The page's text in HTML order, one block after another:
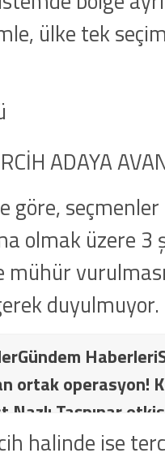
ülke tek
ADAYA
göre, seçmenler
olmak üzere 3
mühür
duyulmuyor.
ortak operasyon!
Nazlı Taşpınar
ve TSK’dan
halinde ise